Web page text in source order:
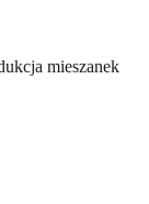
mieszanek